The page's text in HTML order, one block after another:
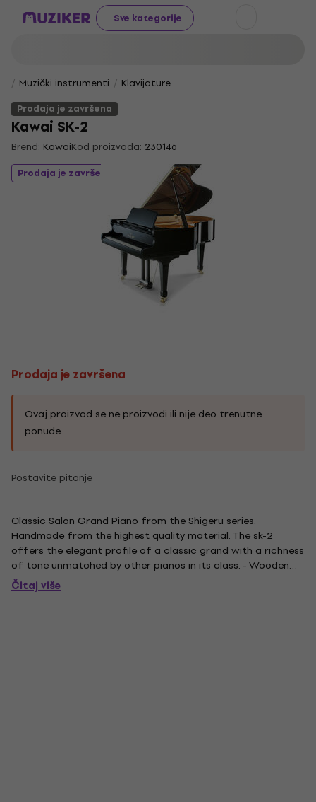
Sve kategorije
Muzički instrumenti
Klavijature
Prodaja je završena
Kawai SK-2
Brend: KawaiKod proizvoda: 230146
Prodaja je završena
Prodaja je završena
Ovaj proizvod se ne proizvodi ili nije deo trenutne
ponude.
Postavite pitanje
Classic Salon Grand Piano from the Shigeru series.
Handmade from the highest quality material. The sk-2
offers the elegant profile of a classic grand with a richness
of tone unmatched by other pianos in its class. - Wooden
keys - Mechanics: Millennium III with parts made from
Carbon Fiber - Three pedals - Music rack - Soundboard:
Čitaj više